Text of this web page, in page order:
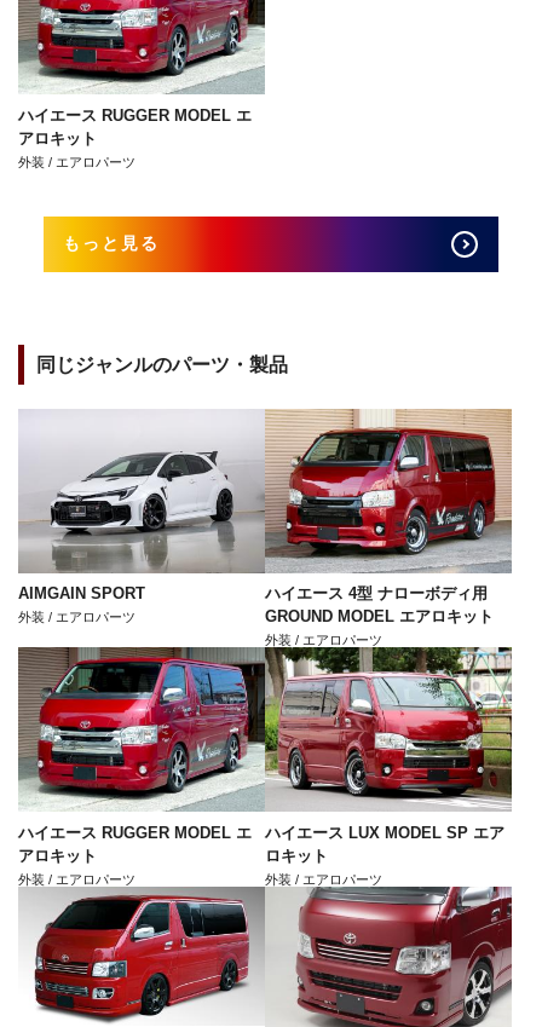
ハイエース RUGGER MODEL エ
アロキット
外装 / エアロパーツ
もっと見る
同じジャンルのパーツ・製品
AIMGAIN SPORT
外装 / エアロパーツ
ハイエース 4型 ナローボディ用
GROUND MODEL エアロキット
外装 / エアロパーツ
ハイエース RUGGER MODEL エ
アロキット
外装 / エアロパーツ
ハイエース LUX MODEL SP エア
ロキット
外装 / エアロパーツ